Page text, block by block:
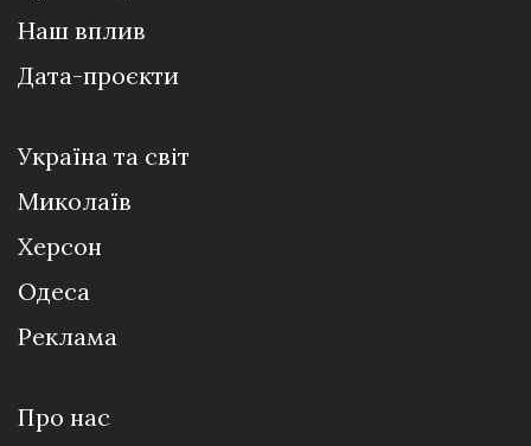
Наш вплив
Дата-проєкти
Україна та світ
Миколаїв
Херсон
Одеса
Реклама
Про нас